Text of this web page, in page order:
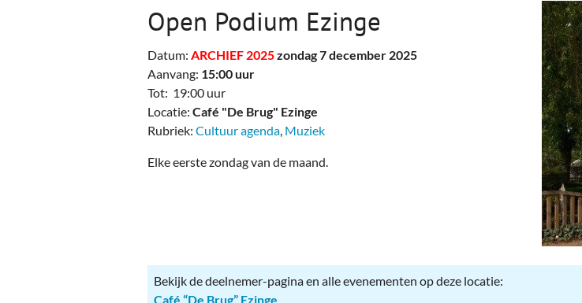
Gemeente informatie
Dorpen
Woningaanbod
Columns & Redactioneel
Foto-pagina
Kunst
Muziek
Toerisme & Musea
Podia & Dorpshuizen
Gezondheid & Zorg Verzorging
Dieren & Tuin
Horeca &
Vervoer, Auto's
Wonen &
On-line
Financiën,
Diensten,
Open Podium Ezinge
Datum: ARCHIEF 2025zondag 7 december 2025
Aanvang: 15:00 uur
Tot: 19:00 uur
Locatie: Café "De Brug" Ezinge
Rubriek: Cultuur agenda, Muziek
Elke eerste zondag van de maand.
Bekijk de deelnemer-pagina en alle evenementen op deze locatie:
Café “De Brug” Ezinge